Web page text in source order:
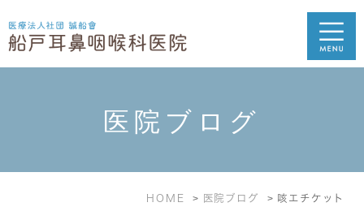
医院ブログ
HOME 医院ブログ 咳エチケット